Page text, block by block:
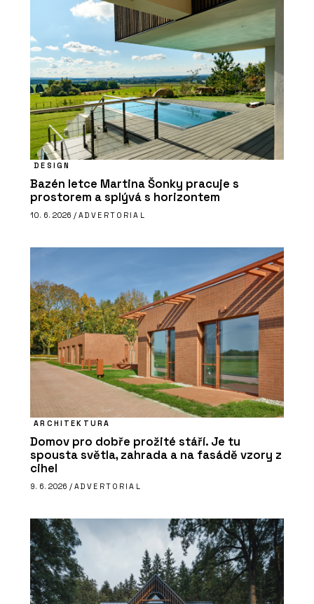
DESIGN
Bazén letce Martina Šonky pracuje s
prostorem a splývá s horizontem
10. 6. 2026 / ADVERTORIAL
ARCHITEKTURA
Domov pro dobře prožité stáří. Je tu
spousta světla, zahrada a na fasádě vzory z
cihel
9. 6. 2026 / ADVERTORIAL